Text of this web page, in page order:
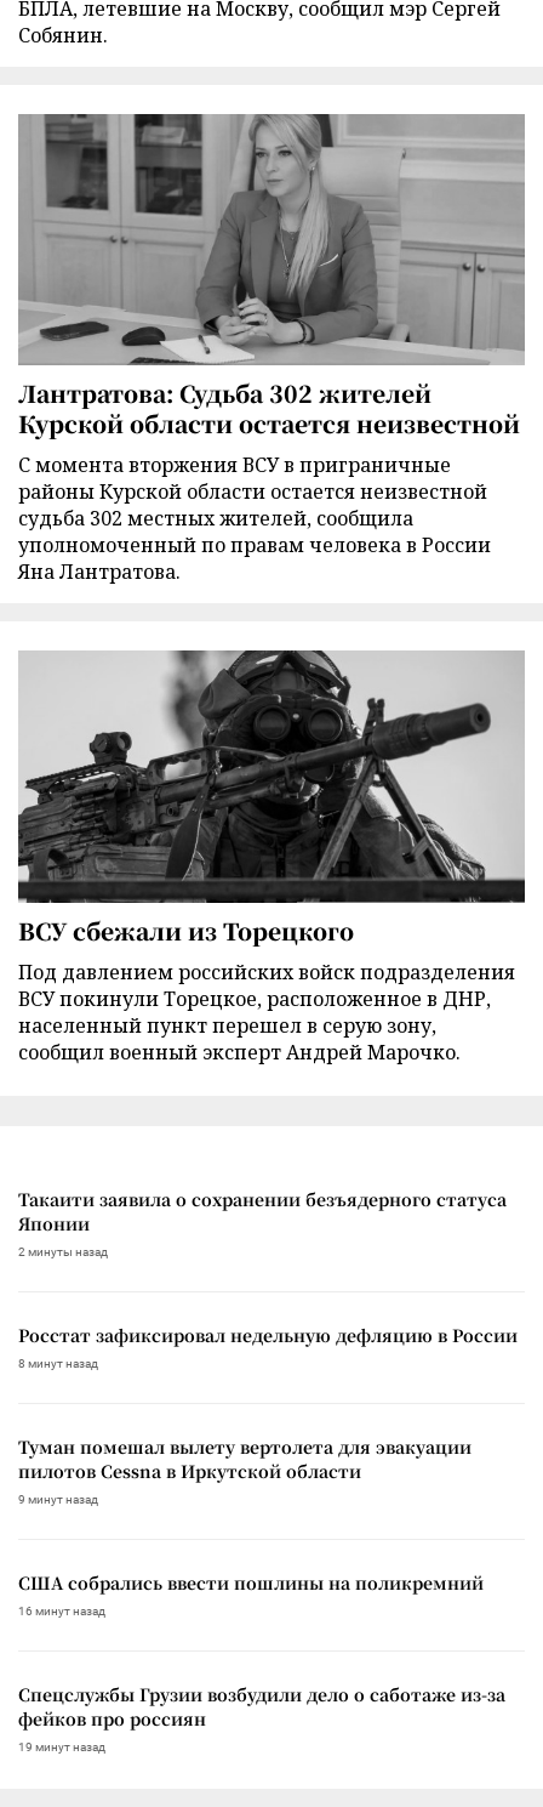
БПЛА, летевшие на Москву, сообщил мэр Сергей
Собянин.
Лантратова: Судьба 302 жителей
Курской области остается неизвестной
С момента вторжения ВСУ в приграничные
районы Курской области остается неизвестной
судьба 302 местных жителей, сообщила
уполномоченный по правам человека в России
Яна Лантратова.
ВСУ сбежали из Торецкого
Под давлением российских войск подразделения
ВСУ покинули Торецкое, расположенное в ДНР,
населенный пункт перешел в серую зону,
сообщил военный эксперт Андрей Марочко.
Такаити заявила о сохранении безъядерного статуса
Японии
2 минуты назад
Росстат зафиксировал недельную дефляцию в России
8 минут назад
Туман помешал вылету вертолета для эвакуации
пилотов Cessna в Иркутской области
9 минут назад
США собрались ввести пошлины на поликремний
16 минут назад
Спецслужбы Грузии возбудили дело о саботаже из-за
фейков про россиян
19 минут назад